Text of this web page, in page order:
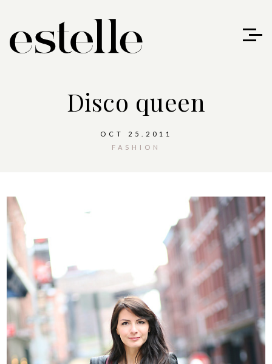
Disco queen
OCT 25.2011
FASHION